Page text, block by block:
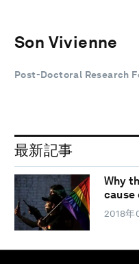
Son Vivienne
Post-Doctoral Research
最新記事
Why
cause
2018年